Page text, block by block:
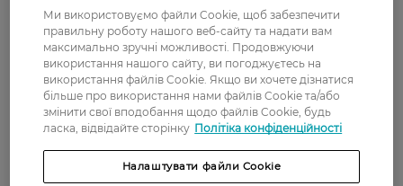
Елена
16 грудня, 2020
Очень понравился этот
шампунь,как и другие продукты
этого испанского бренда.
Показати ще
Ми використовуємо файли Cookie, щоб забезпечити
правильну роботу нашого веб-сайту та надати вам
максимально зручні можливості. Продовжуючи
використання нашого сайту, ви погоджуєтесь на
використання файлів Cookie. Якщо ви хочете дізнатися
більше про використання нами файлів Cookie та/або
змінити свої вподобання щодо файлів Cookie, будь
ласка, відвідайте сторінку Політіка конфіденційності
Налаштувати файли Cookie